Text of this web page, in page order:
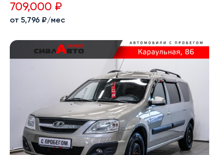
709,000 ₽
от 5,796 ₽/мес